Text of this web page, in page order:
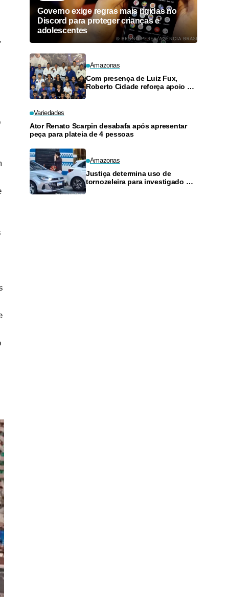
Governo exige regras mais rígidas no
Discord para proteger crianças e
adolescentes
Amazonas
Com presença de Luiz Fux,
Roberto Cidade reforça apoio a
Variedades
Ator Renato Scarpin desabafa após apresentar
peça para plateia de 4 pessoas
Amazonas
Justiça determina uso de
tornozeleira para investigado por